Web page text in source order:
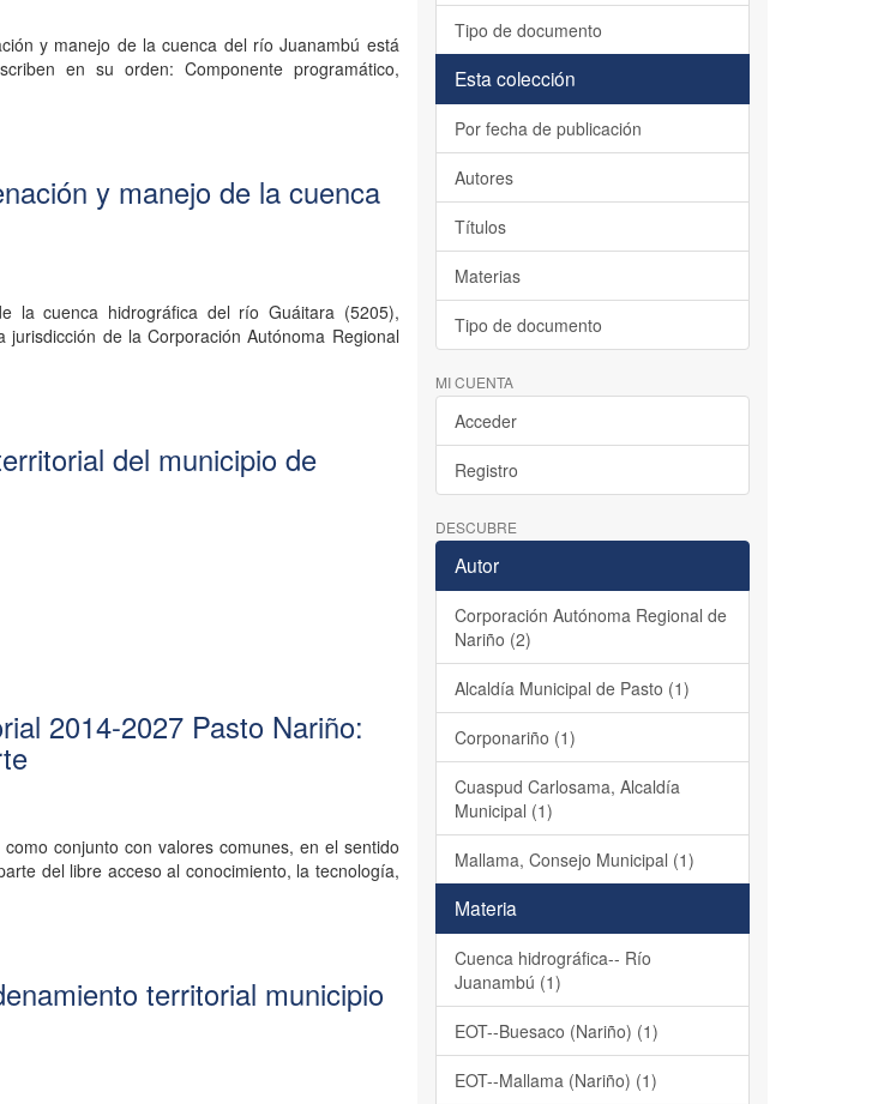
y manejo de la cuenca del río Juanambú está
en su orden: Componente programático,
y manejo de la cuenca
la cuenca hidrográfica del río Guáitara (5205),
de la Corporación Autónoma Regional
del municipio de
2014-2027 Pasto Nariño:
conjunto con valores comunes, en el sentido
del libre acceso al conocimiento, la tecnología,
territorial municipio
Tipo de documento
Esta colección
Por fecha de publicación
Autores
Títulos
Materias
Tipo de documento
MI CUENTA
Acceder
Registro
DESCUBRE
Autor
Corporación Autónoma Regional de
Nariño (2)
Alcaldía Municipal de Pasto (1)
Corponariño (1)
Cuaspud Carlosama, Alcaldía
Municipal (1)
Mallama, Consejo Municipal (1)
Materia
Cuenca hidrográfica-- Río
Juanambú (1)
EOT--Buesaco (Nariño) (1)
EOT--Mallama (Nariño) (1)